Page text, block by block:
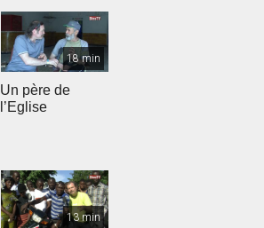
18 min
Un père de
l’Eglise
13 min